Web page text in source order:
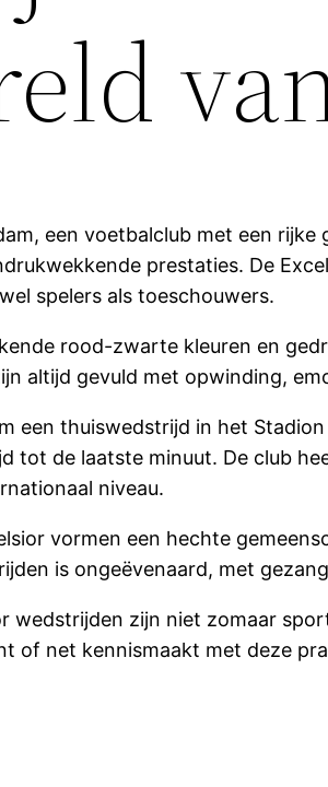
een voetbalclub met een
prestaties. De
spelers als toeschouwers.
rood-zwarte kleuren en
altijd gevuld met opwinding,
een thuiswedstrijd in het
tot de laatste minuut. De club
niveau.
vormen een hechte
is ongeëvenaard, met
wedstrijden zijn niet zomaar
of net kennismaakt met deze